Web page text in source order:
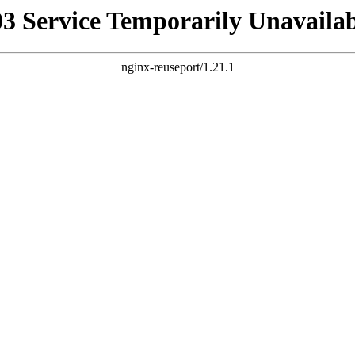
Service Temporarily
nginx-reuseport/1.21.1